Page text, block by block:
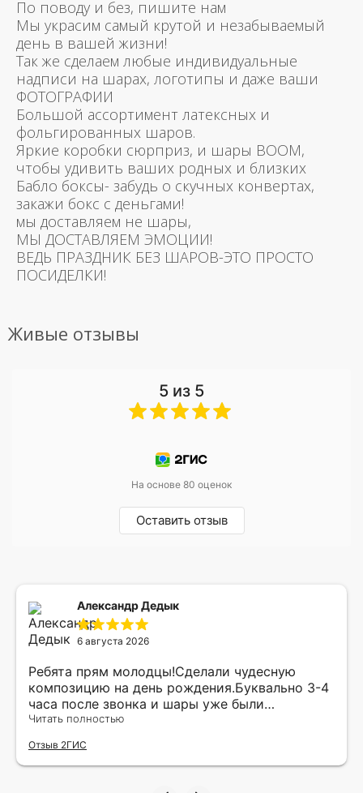
По поводу и без, пишите нам
Мы украсим самый крутой и незабываемый
день в вашей жизни!
Так же сделаем любые индивидуальные
надписи на шарах, логотипы и даже ваши
ФОТОГРАФИИ
Большой ассортимент латексных и
фольгированных шаров.
Яркие коробки сюрприз, и шары BOOM,
чтобы удивить ваших родных и близких
Бабло боксы- забудь о скучных конвертах,
закажи бокс с деньгами!
мы доставляем не шары,
МЫ ДОСТАВЛЯЕМ ЭМОЦИИ!
ВЕДЬ ПРАЗДНИК БЕЗ ШАРОВ-ЭТО ПРОСТО
ПОСИДЕЛКИ!
Живые отзывы
5 из 5
На основе 80 оценок
Оставить отзыв
Александр Дедык
6 августа 2026
Ребята прям молодцы!Сделали чудесную
композицию на день рождения.Буквально 3-4
часа после звонка и шары уже были
доставлены мне по адресу.Качество
рада.
Читать полностью
Отзыв 2ГИС